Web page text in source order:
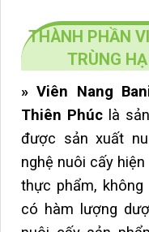
THÀNH PHẦN
TRÙNG
» Viên Nang
Thiên Phúc là
được sản xuất
nghệ nuôi cấy
thực phẩm,
có hàm lượng